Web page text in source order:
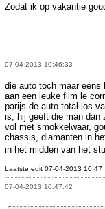
Zodat ik op vakantie
07-04-2013 10:46:33
die auto toch maar eens
aan een leuke film le
parijs de auto total los
is, hij geeft die man dan
vol met smokkelwaar,
chassis, diamanten in
in het midden van het
Laatste edit 07-04-2013 10:47
07-04-2013 10:47:42